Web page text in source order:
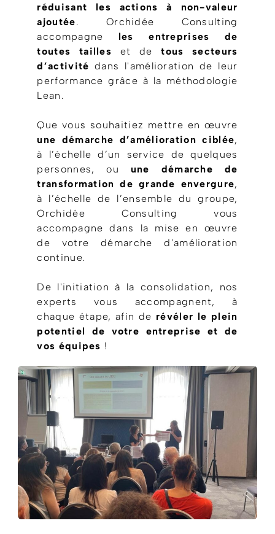
réduisant les actions à non-valeur
ajoutée. Orchidée Consulting
accompagne les entreprises de
toutes tailles et detous secteurs
d’activitédans l'amélioration de leur
performance grâce à la méthodologie
Lean.
Que vous souhaitiez mettre en œuvre
une démarche d’amélioration ciblée,
à l’échelle d’un service de quelques
personnes, ou une démarche de
transformation de grande envergure,
à l’échelle de l’ensemble du groupe,
Orchidée Consulting vous
accompagne dans la mise en œuvre
de votre démarche d'amélioration
continue.
De l'initiation à la consolidation, nos
experts vous accompagnent, à
chaque étape, afin de révéler le plein
potentiel de votre entreprise et de
vos équipes !